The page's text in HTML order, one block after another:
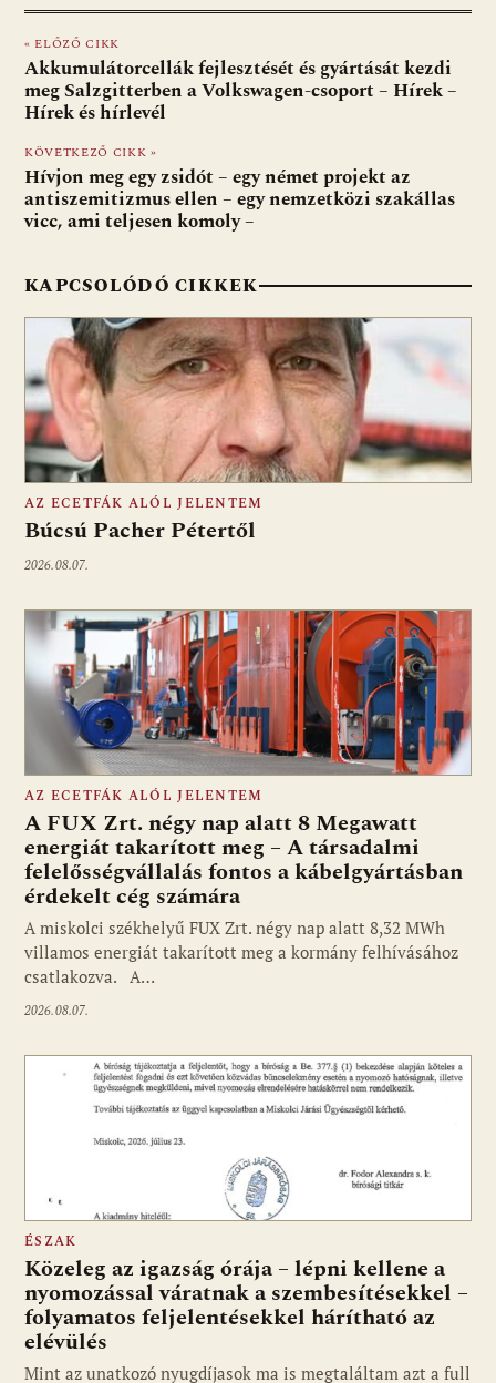
e
b
o
o
k
er at
s
A
p
p
d
di
t
ai
l
t za
m
e
« ELŐZŐ CIKK
Akkumulátorcellák fejlesztését és gyártását kezdi
meg Salzgitterben a Volkswagen-csoport – Hírek –
Hírek és hírlevél
KÖVETKEZŐ CIKK »
Hívjon meg egy zsidót – egy német projekt az
antiszemitizmus ellen – egy nemzetközi szakállas
vicc, ami teljesen komoly –
KAPCSOLÓDÓ CIKKEK
AZ ECETFÁK ALÓL JELENTEM
Búcsú Pacher Pétertől
2026.08.07.
AZ ECETFÁK ALÓL JELENTEM
A FUX Zrt. négy nap alatt 8 Megawatt
energiát takarított meg – A társadalmi
felelősségvállalás fontos a kábelgyártásban
érdekelt cég számára
A miskolci székhelyű FUX Zrt. négy nap alatt 8,32 MWh
villamos energiát takarított meg a kormány felhívásához
csatlakozva. A…
2026.08.07.
ÉSZAK
Közeleg az igazság órája – lépni kellene a
nyomozással váratnak a szembesítésekkel –
folyamatos feljelentésekkel hárítható az
elévülés
Mint az unatkozó nyugdíjasok ma is megtaláltam azt a full